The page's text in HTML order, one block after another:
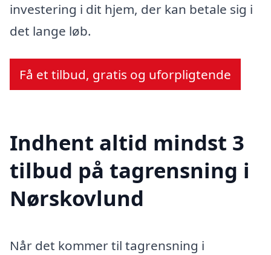
investering i dit hjem, der kan betale sig i
det lange løb.
Få et tilbud, gratis og uforpligtende
Indhent altid mindst 3
tilbud på tagrensning i
Nørskovlund
Når det kommer til tagrensning i